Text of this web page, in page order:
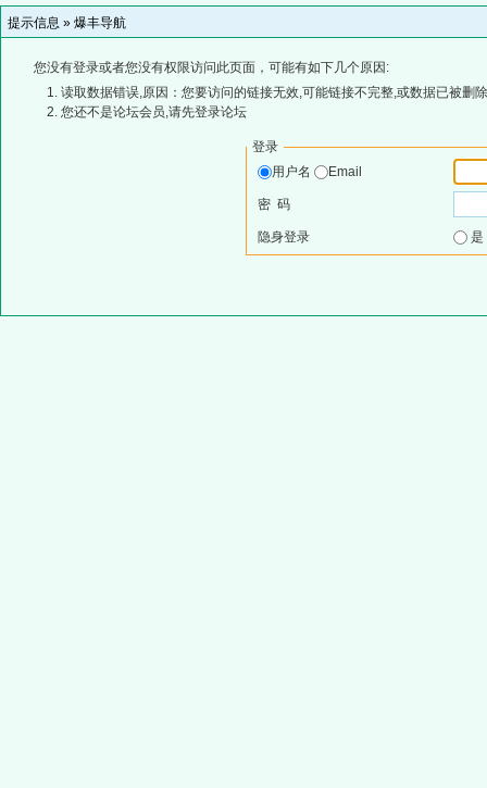
提示信息 » 爆丰导航
您没有登录或者您没有权限访问此页面，可能有如下几个原因:
读取数据错误,原因：您要访问的链接无效,可能链接不完整,或数据已被删
您还不是论坛会员,请先登录论坛
登录
用户名
Email
密 码
隐身登录